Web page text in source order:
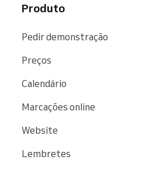
Produto
Pedir demonstração
Preços
Calendário
Marcações online
Website
Lembretes